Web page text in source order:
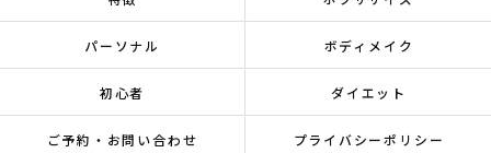
パーソナル ボディメイク
初心者 ダイエット
ご予約・お問い合わせ プライバシーポリシー